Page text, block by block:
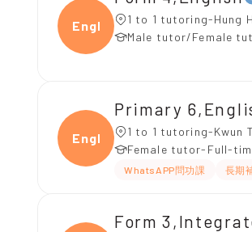
Engli 1 to 1 tutoring-Hung
Male tutor/Female
Engli
Primary
1 to 1 tutoring-Kwun
Female tutor-Full-
WhatsAPP問功課 長期
Form